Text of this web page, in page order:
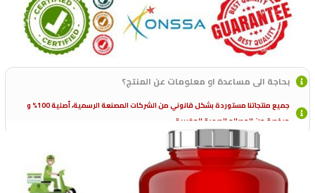
بحاجة الى مساعدة او معلومات عن المنتج؟
جميع منتجاتنا مستوردة بشكل قانوني من الشركات المصنعة الرسمية، أصلية 100% و
مرخصة من المصالح الصحية المغربية